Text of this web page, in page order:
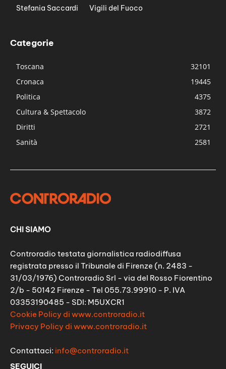
Stefania Saccardi
Vigili del Fuoco
Categorie
Toscana
32101
Cronaca
19445
Politica
4375
Cultura & Spettacolo
3872
Diritti
2721
Sanità
2581
CHI SIAMO
Controradio testata giornalistica radiodiffusa
registrata presso il Tribunale di Firenze (n. 2483 -
31/03/1976) Controradio Srl - via del Rosso Fiorentino
2/b - 50142 Firenze - Tel 055.73.99910 - P. IVA
03353190485 - SDI: M5UXCR1
Cookie Policy di www.controradio.it
Privacy Policy di www.controradio.it
Contattaci: info@controradio.it
SEGUICI